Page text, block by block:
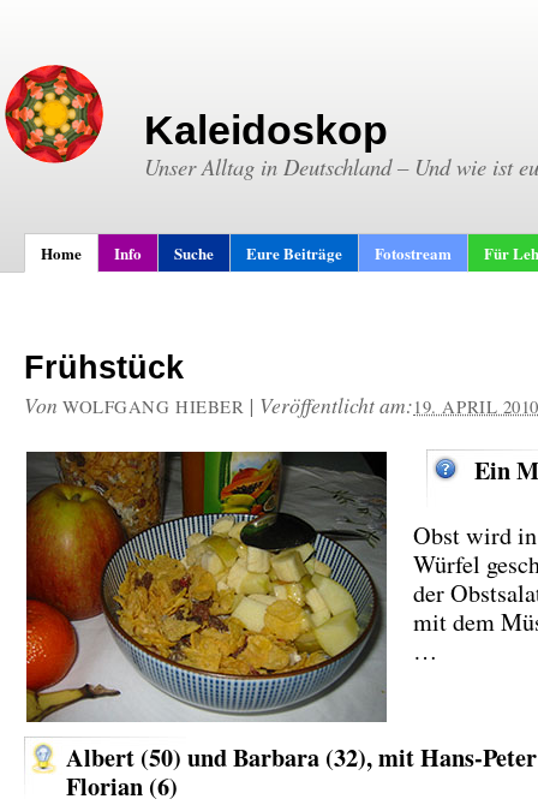
Kaleidoskop
Unser Alltag in Deutschland – Und wie ist
Home Info Suche Eure Beiträge Fotostream Für
Frühstück
Von WOLFGANG HIEBER | Veröffentlicht am:19. APRIL 2010
Ein
Obst wird
Würfel
der
mit dem
…
Albert (50) und Barbara (32), mit Hans-
Florian (6)